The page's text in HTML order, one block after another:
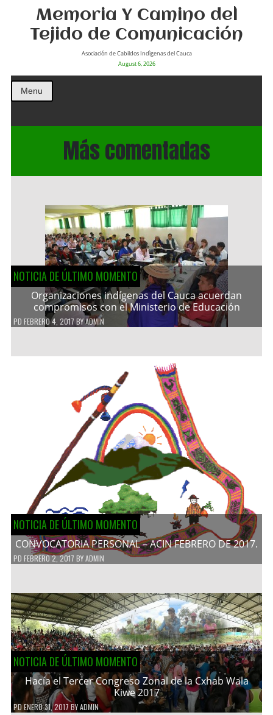
Memoria Y Camino del
Tejido de Comunicación
Asociación de Cabildos Indìgenas del Cauca
August 6, 2026
Menu
Más comentadas
NOTICIA DE ÚLTIMO MOMENTO
Organizaciones indígenas del Cauca acuerdan
compromisos con el Ministerio de Educación
PD FEBRERO 4, 2017 BYADMIN
NOTICIA DE ÚLTIMO MOMENTO
CONVOCATORIA PERSONAL – ACIN FEBRERO DE 2017.
PD FEBRERO 2, 2017 BYADMIN
NOTICIA DE ÚLTIMO MOMENTO
Hacía el Tercer Congreso Zonal de la Cxhab Wala
Kiwe 2017
PDENERO 31, 2017 BYADMIN